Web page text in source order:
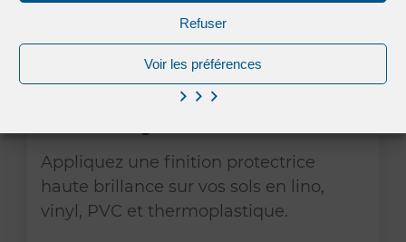
Refuser
Voir les préférences
Appliquez une finition protectrice
haute brillance sur vos sols en lino,
vinyl, PVC et thermoplastique.